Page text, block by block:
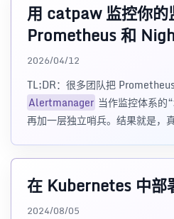
用 catpaw 监控你的
Prometheus 和
外部哨兵
2026/04/12
TL;DR：很多团队把
Alertmanager 当作监控体系的
再加一层独立哨兵。结果就是，
在 Kubernetes 中部
2024/08/05